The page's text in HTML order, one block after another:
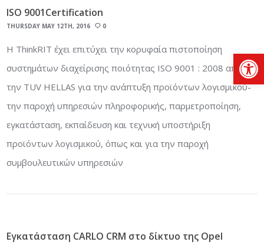
ISO 9001Certification
THURSDAY MAY 12TH, 2016 0
Η ThinkRIT έχει επιτύχει την κορυφαία πιστοποίηση
συστημάτων διαχείρισης ποιότητας ISO 9001 : 2008 από
την TUV HELLAS για την ανάπτυξη προϊόντων λογισμικού-
την παροχή υπηρεσιών πληροφορικής, παρμετροποίηση,
εγκατάσταση, εκπαίδευση και τεχνική υποστήριξη
προϊόντων λογισμικού, όπως και για την παροχή
συμβουλευτικών υπηρεσιών
Εγκατάσταση CARLO CRM στο δίκτυο της Opel